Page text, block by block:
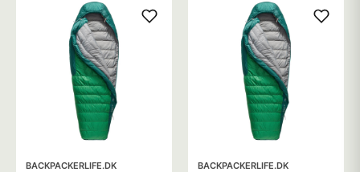
BACKPACKERLIFE.DK BACKPACKERLIFE.DK